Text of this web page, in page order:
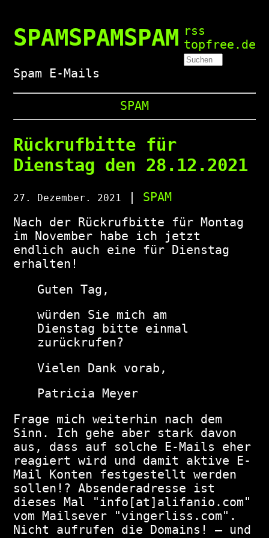
rss
topfree.de
SPAMSPAMSPAM
Spam E-Mails
SPAM
Rückrufbitte für
Dienstag den 28.12.2021
27. Dezember. 2021
SPAM
Nach der Rückrufbitte für Montag
im November habe ich jetzt
endlich auch eine für Dienstag
erhalten!
Guten Tag,
würden Sie mich am
Dienstag bitte einmal
zurückrufen?
Vielen Dank vorab,
Patricia Meyer
Frage mich weiterhin nach dem
Sinn. Ich gehe aber stark davon
aus, dass auf solche E-Mails eher
reagiert wird und damit aktive E-
Mail Konten festgestellt werden
sollen!? Absenderadresse ist
dieses Mal "info[at]alifanio.com"
vom Mailsever "vingerliss.com".
Nicht aufrufen die Domains! – und